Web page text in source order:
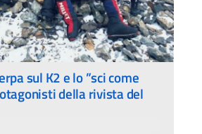
sul K2 e lo ”sci come
della rivista del